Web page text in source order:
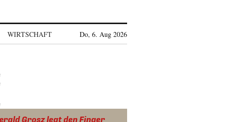
WIRTSCHAFT Do, 6. Aug 2026